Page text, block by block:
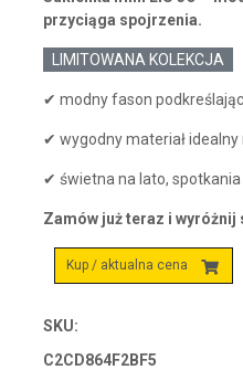
przyciąga spojrzenia.
LIMITOWANA KOLEKCJA
✔ modny fason
✔ wygodny materiał idealny
✔ świetna na lato, spotkania
Zamów już teraz i wyróżnij
Kup / aktualna cena
SKU:
C2CD864F2BF5